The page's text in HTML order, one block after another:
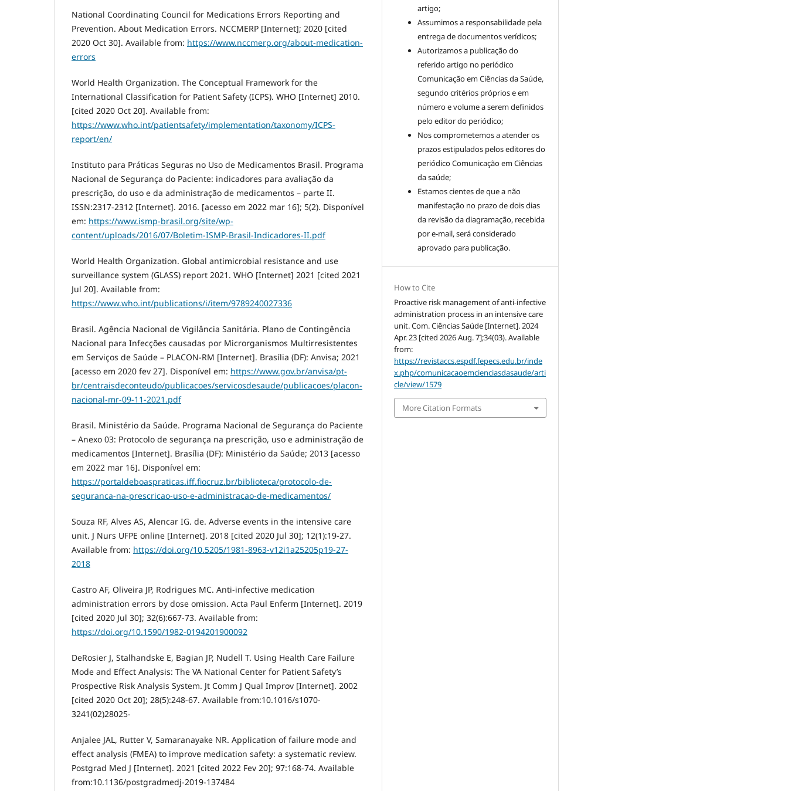
National Coordinating Council for Medications Errors Reporting and
Prevention. About Medication Errors. NCCMERP [Internet]; 2020 [cited
2020 Oct 30]. Available from: https://www.nccmerp.org/about-medication-
errors
World Health Organization. The Conceptual Framework for the
International Classification for Patient Safety (ICPS). WHO [Internet] 2010.
[cited 2020 Oct 20]. Available from:
https://www.who.int/patientsafety/implementation/taxonomy/ICPS-
report/en/
Instituto para Práticas Seguras no Uso de Medicamentos Brasil. Programa
Nacional de Segurança do Paciente: indicadores para avaliação da
prescrição, do uso e da administração de medicamentos – parte II.
ISSN:2317-2312 [Internet]. 2016. [acesso em 2022 mar 16]; 5(2). Disponível
em: https://www.ismp-brasil.org/site/wp-
content/uploads/2016/07/Boletim-ISMP-Brasil-Indicadores-II.pdf
World Health Organization. Global antimicrobial resistance and use
surveillance system (GLASS) report 2021. WHO [Internet] 2021 [cited 2021
Jul 20]. Available from:
https://www.who.int/publications/i/item/9789240027336
Brasil. Agência Nacional de Vigilância Sanitária. Plano de Contingência
Nacional para Infecções causadas por Microrganismos Multirresistentes
em Serviços de Saúde – PLACON-RM [Internet]. Brasília (DF): Anvisa; 2021
[acesso em 2020 fev 27]. Disponível em: https://www.gov.br/anvisa/pt-
br/centraisdeconteudo/publicacoes/servicosdesaude/publicacoes/placon-
nacional-mr-09-11-2021.pdf
Brasil. Ministério da Saúde. Programa Nacional de Segurança do Paciente
– Anexo 03: Protocolo de segurança na prescrição, uso e administração de
medicamentos [Internet]. Brasília (DF): Ministério da Saúde; 2013 [acesso
em 2022 mar 16]. Disponível em:
https://portaldeboaspraticas.iff.fiocruz.br/biblioteca/protocolo-de-
seguranca-na-prescricao-uso-e-administracao-de-medicamentos/
Souza RF, Alves AS, Alencar IG. de. Adverse events in the intensive care
unit. J Nurs UFPE online [Internet]. 2018 [cited 2020 Jul 30]; 12(1):19-27.
Available from: https://doi.org/10.5205/1981-8963-v12i1a25205p19-27-
2018
Castro AF, Oliveira JP, Rodrigues MC. Anti-infective medication
administration errors by dose omission. Acta Paul Enferm [Internet]. 2019
[cited 2020 Jul 30]; 32(6):667-73. Available from:
https://doi.org/10.1590/1982-0194201900092
DeRosier J, Stalhandske E, Bagian JP, Nudell T. Using Health Care Failure
Mode and Effect Analysis: The VA National Center for Patient Safety’s
Prospective Risk Analysis System. Jt Comm J Qual Improv [Internet]. 2002
[cited 2020 Oct 20]; 28(5):248-67. Available from:10.1016/s1070-
3241(02)28025-
Anjalee JAL, Rutter V, Samaranayake NR. Application of failure mode and
effect analysis (FMEA) to improve medication safety: a systematic review.
Postgrad Med J [Internet]. 2021 [cited 2022 Fev 20]; 97:168-74. Available
from:10.1136/postgradmedj-2019-137484
artigo;
Assumimos a responsabilidade pela
entrega de documentos verídicos;
Autorizamos a publicação do
referido artigo no periódico
Comunicação em Ciências da Saúde,
segundo critérios próprios e em
número e volume a serem definidos
pelo editor do periódico;
Nos comprometemos a atender os
prazos estipulados pelos editores do
periódico Comunicação em Ciências
da saúde;
Estamos cientes de que a não
manifestação no prazo de dois dias
da revisão da diagramação, recebida
por e-mail, será considerado
aprovado para publicação.
How to Cite
Proactive risk management of anti-infective
administration process in an intensive care
unit. Com. Ciências Saúde [Internet]. 2024
Apr. 23 [cited 2026 Aug. 7];34(03). Available
from:
https://revistaccs.espdf.fepecs.edu.br/inde
x.php/comunicacaoemcienciasdasaude/arti
cle/view/1579
More Citation Formats